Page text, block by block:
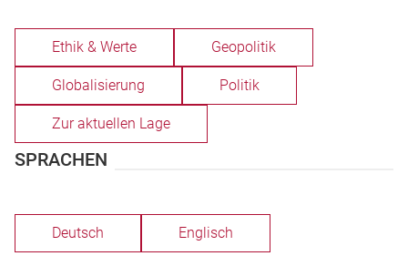
Ethik & Werte Geopolitik
Globalisierung Politik
Zur aktuellen Lage
SPRACHEN
Deutsch Englisch